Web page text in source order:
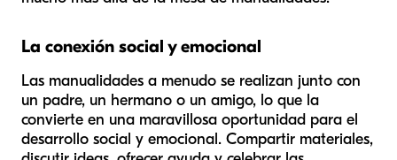
La conexión social y emocional
Las manualidades a menudo se realizan junto con
un padre, un hermano o un amigo, lo que la
convierte en una maravillosa oportunidad para el
desarrollo social y emocional. Compartir materiales,